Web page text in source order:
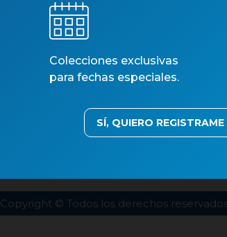
Copyright © Todos los derechos reservados
Colecciones exclusivas
para fechas especiales.
SÍ, QUIERO REGISTRAME